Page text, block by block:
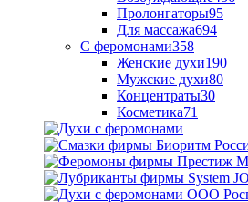
Пролонгаторы95
Для массажа694
С феромонами358
Женские духи190
Мужские духи80
Концентраты30
Косметика71